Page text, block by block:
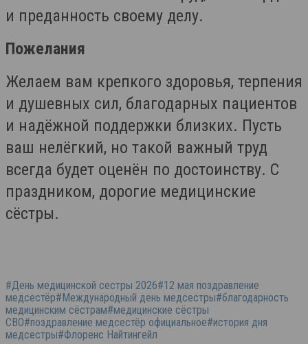
и преданность своему делу.
Пожелания
Желаем вам крепкого здоровья, терпения
и душевных сил, благодарных пациентов
и надёжной поддержки близких. Пусть
ваш нелёгкий, но такой важный труд
всегда будет оценён по достоинству. С
праздником, дорогие медицинские
сёстры.
#День медицинской сестры 2026#12 мая поздравление
медсестёр#Международный день медсестры#благодарность
медицинским сёстрам#медицинские сёстры
СВО#поздравление медсестёр официальное#история дня
медсестры#Флоренс Найтингейл